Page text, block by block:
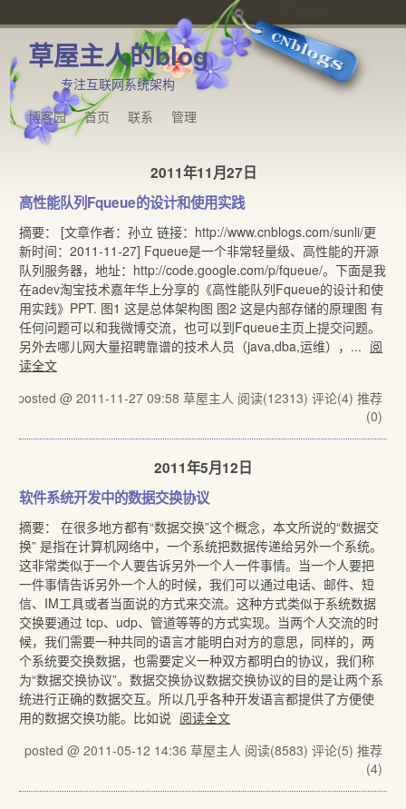
草屋主人的blog
专注互联网系统架构
博客园
首页 联系 管理
2011年11月27日
高性能队列Fqueue的设计和使用实践
摘要： [文章作者：孙立 链接：http://www.cnblogs.com/sunli/更
新时间：2011-11-27] Fqueue是一个非常轻量级、高性能的开源
队列服务器，地址：http://code.google.com/p/fqueue/。下面是我
在adev淘宝技术嘉年华上分享的《高性能队列Fqueue的设计和使
用实践》PPT. 图1 这是总体架构图 图2 这是内部存储的原理图 有
任何问题可以和我微博交流，也可以到Fqueue主页上提交问题。
另外去哪儿网大量招聘靠谱的技术人员（java,dba,运维），... 阅
读全文
posted @ 2011-11-27 09:58 草屋主人 阅读(12313) 评论(4) 推荐
(0)
2011年5月12日
软件系统开发中的数据交换协议
摘要： 在很多地方都有“数据交换”这个概念，本文所说的“数据交
换” 是指在计算机网络中，一个系统把数据传递给另外一个系统。
这非常类似于一个人要告诉另外一个人一件事情。当一个人要把
一件事情告诉另外一个人的时候，我们可以通过电话、邮件、短
信、IM工具或者当面说的方式来交流。这种方式类似于系统数据
交换要通过 tcp、udp、管道等等的方式实现。当两个人交流的时
候，我们需要一种共同的语言才能明白对方的意思，同样的，两
个系统要交换数据，也需要定义一种双方都明白的协议，我们称
为“数据交换协议”。数据交换协议数据交换协议的目的是让两个系
统进行正确的数据交互。所以几乎各种开发语言都提供了方便使
用的数据交换功能。比如说 阅读全文
posted @ 2011-05-12 14:36 草屋主人 阅读(8583) 评论(5) 推荐
(4)